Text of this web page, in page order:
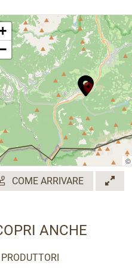
©
COME ARRIVARE
ANCHE